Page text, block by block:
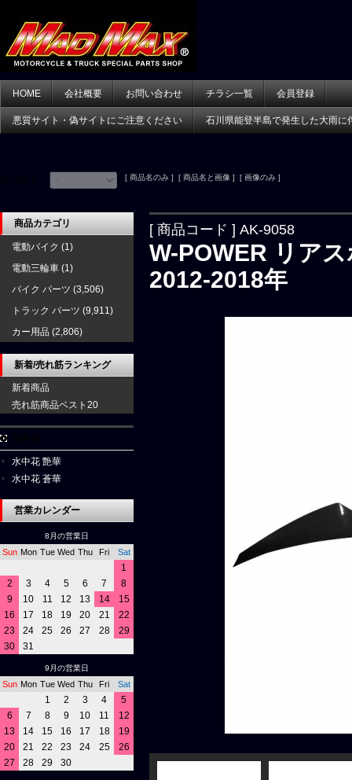
HOME 会社概要 お問い合わせ チラシ一覧 会員登録
悪質サイト・偽サイトにご注意ください 石川県能登半島で発生した大雨に
[ 商品名のみ ] [ 商品名と画像 ] [ 画像のみ ]
[ 商品コード ] AK-9058
W-POWER リア
2012-2018年
商品カテゴリ
電動バイク (1)
電動三輪車 (1)
バイク パーツ (3,506)
トラック パーツ (9,911)
カー用品 (2,806)
新着/売れ筋ランキング
新着商品
売れ筋商品ベスト20
水中花 艶華
水中花 蒼華
営業カレンダー
8月の営業日
Sun Mon Tue Wed Thu Fri Sat
1
2
3 4 5 6 7
8
9
10 11 12 13 14
15
16
17 18 19 20 21
22
23
24 25 26 27 28
29
30
31
9月の営業日
Sun Mon Tue Wed Thu Fri Sat
1 2 3 4
5
6
7 8 9 10 11
12
13
14 15 16 17 18
19
20
21 22 23 24 25
26
27
28 29 30